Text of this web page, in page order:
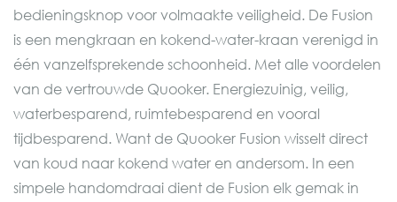
bedieningsknop voor volmaakte veiligheid. De Fusion
is een mengkraan en kokend-water-kraan verenigd in
één vanzelfsprekende schoonheid. Met alle voordelen
van de vertrouwde Quooker. Energiezuinig, veilig,
waterbesparend, ruimtebesparend en vooral
tijdbesparend. Want de Quooker Fusion wisselt direct
van koud naar kokend water en andersom. In een
simpele handomdraai dient de Fusion elk gemak in